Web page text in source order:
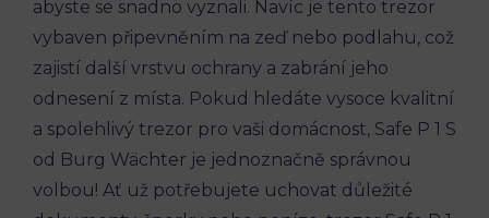
abyste se snadno vyznali. Navíc je tento trezor
vybaven připevněním na zeď nebo podlahu, což
zajistí další vrstvu ochrany a zabrání jeho
odnesení z místa. Pokud hledáte vysoce kvalitní
a spolehlivý trezor pro vaši domácnost, Safe P 1 S
od Burg Wächter je jednoznačně správnou
volbou! Ať už potřebujete uchovat důležité